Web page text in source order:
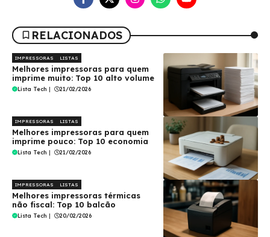
RELACIONADOS
IMPRESSORAS LISTAS
Melhores impressoras para quem
imprime muito: Top 10 alto volume
Lista Tech | 21/02/2026
IMPRESSORAS LISTAS
Melhores impressoras para quem
imprime pouco: Top 10 economia
Lista Tech | 21/02/2026
IMPRESSORAS LISTAS
Melhores impressoras térmicas
não fiscal: Top 10 balcão
Lista Tech | 20/02/2026